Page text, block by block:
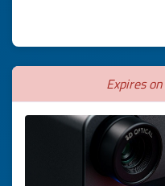
Expires on